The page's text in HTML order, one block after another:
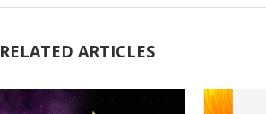
RELATED ARTICLES